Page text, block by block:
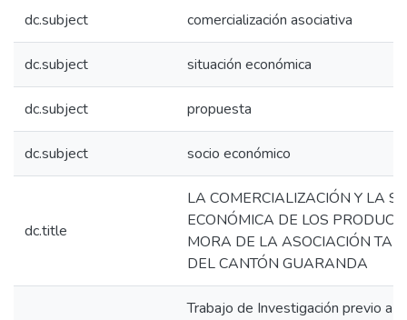
dc.subject comercialización asociativa
dc.subject situación económica
dc.subject propuesta
dc.subject socio económico
dc.title
LA COMERCIALIZACIÓN Y LA
ECONÓMICA DE LOS
MORA DE LA ASOCIACIÓN
DEL CANTÓN GUARANDA
Trabajo de Investigación previo a la